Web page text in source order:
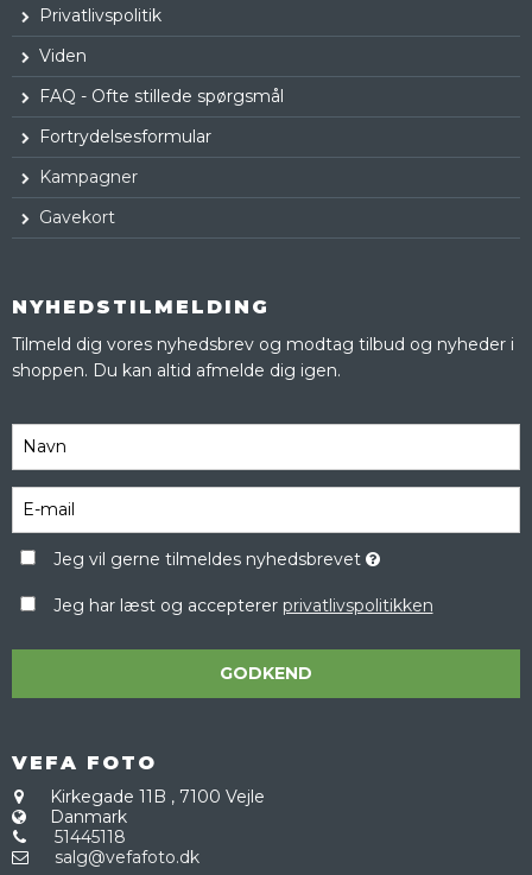
Privatlivspolitik
Viden
FAQ - Ofte stillede spørgsmål
Fortrydelsesformular
Kampagner
Gavekort
NYHEDSTILMELDING
Tilmeld dig vores nyhedsbrev og modtag tilbud og nyheder i
shoppen. Du kan altid afmelde dig igen.
Jeg vil gerne tilmeldes nyhedsbrevet
Jeg har læst og accepterer privatlivspolitikken
GODKEND
VEFA FOTO
Kirkegade 11B , 7100 Vejle
Danmark
51445118
salg@vefafoto.dk